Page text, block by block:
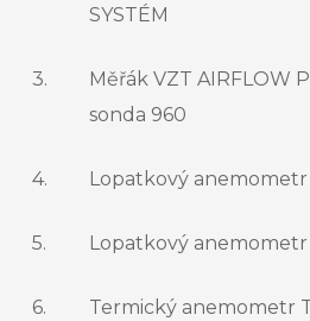
SYSTÉM
3.
Měřák VZT AIRFLOW
sonda 960
4. Lopatkový anemometr
5. Lopatkový anemometr
6. Termický anemometr